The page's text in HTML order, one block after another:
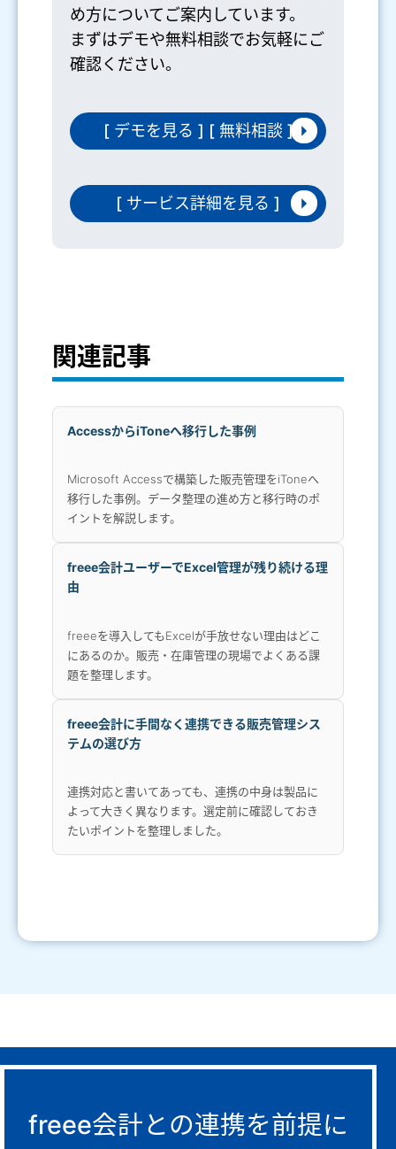
め方についてご案内しています。
まずはデモや無料相談でお気軽にご
確認ください。
[ デモを見る ] [ 無料相談 ]
[ サービス詳細を見る ]
関連記事
AccessからiToneへ移行した事例
Microsoft Accessで構築した販売管理をiToneへ
移行した事例。データ整理の進め方と移行時のポ
イントを解説します。
freee会計ユーザーでExcel管理が残り続ける理
由
freeeを導入してもExcelが手放せない理由はどこ
にあるのか。販売・在庫管理の現場でよくある課
題を整理します。
freee会計に手間なく連携できる販売管理シス
テムの選び方
連携対応と書いてあっても、連携の中身は製品に
よって大きく異なります。選定前に確認しておき
たいポイントを整理しました。
freee会計との連携を前提に